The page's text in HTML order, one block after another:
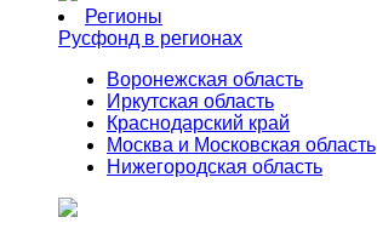
Регионы
Русфонд в регионах
Воронежская область
Иркутская область
Краснодарский край
Москва и Московская область
Нижегородская область